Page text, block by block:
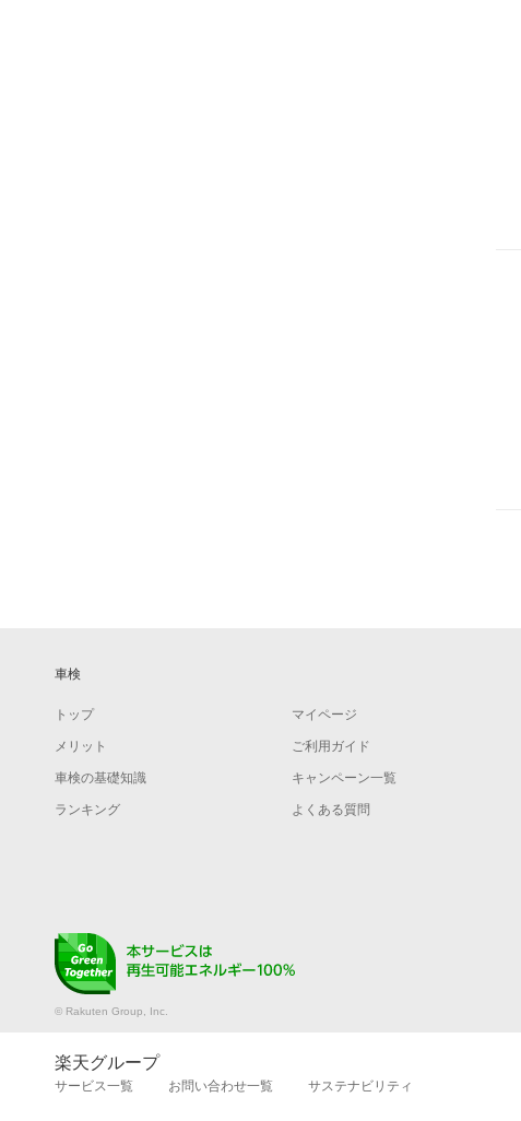
車検
トップ マイページ
メリット ご利用ガイド
車検の基礎知識 キャンペーン一覧
ランキング よくある質問
© Rakuten Group, Inc.
楽天グループ
サービス一覧 お問い合わせ一覧 サステナビリティ